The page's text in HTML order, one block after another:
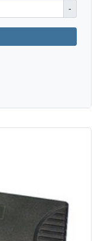
-